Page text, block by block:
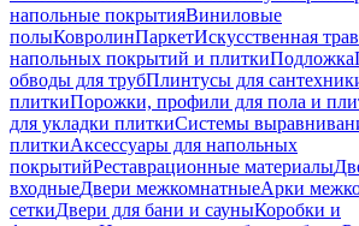
напольные покрытияВиниловые
полыКовролинПаркетИскусственная
напольных покрытий и плиткиПодложка
обводы для трубПлинтусы для
плиткиПорожки, профили для пола и
для укладки плиткиСистемы
плиткиАксессуары для напольных
покрытийРеставрационные материалы
входныеДвери межкомнатныеАрки
сеткиДвери для бани и сауныКоробки и